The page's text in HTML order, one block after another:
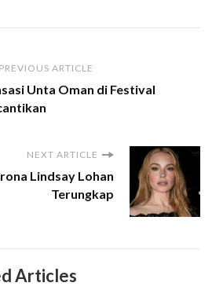
PREVIOUS ARTICLE
Unta Oman di Festival
NEXT ARTICLE
Lindsay Lohan
Terungkap
Articles